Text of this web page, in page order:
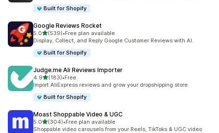
Built for Shopify
Google Reviews Rocket
5.0เต็ม 5 ดาว
(539)
ทั้งหมด 539 รีวิว
•Free plan available
Display, Collect, and Reply Google Customer Reviews with AI.
Built for Shopify
Judge.me Ali Reviews Importer
4.9เต็ม 5 ดาว
(183)
ทั้งหมด 183 รีวิว
•Free
Import AliExpress reviews and grow your dropshipping store
Built for Shopify
Moast Shoppable Video & UGC
5.0เต็ม 5 ดาว
(304)
ทั้งหมด 304 รีวิว
•Free plan available
Shoppable video carousels from your Reels, TikToks & UGC video